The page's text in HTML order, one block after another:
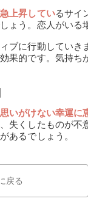
上昇しているサイ
ょう。恋人がいる
ブに行動してい
果的です。気持
思いがけない幸運に
失くしたものが
あるでしょう。
戻る